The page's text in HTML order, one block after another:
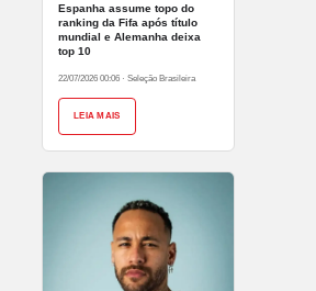
Espanha assume topo do
ranking da Fifa após título
mundial e Alemanha deixa
top 10
22/07/2026 00:06 · Seleção Brasileira
LEIA MAIS